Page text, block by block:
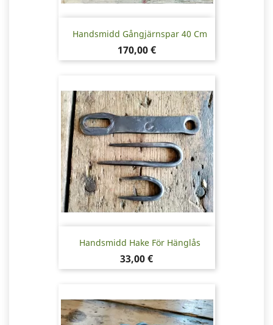
Handsmidd Gångjärnspar 40 Cm
Pris
170,00 €
Handsmidd Hake För Hänglås
Pris
33,00 €